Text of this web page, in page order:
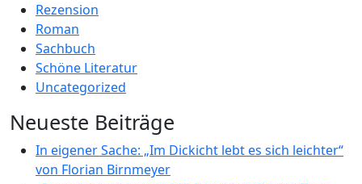
Rezension
Roman
Sachbuch
Schöne Literatur
Uncategorized
Neueste Beiträge
In eigener Sache: „Im Dickicht lebt es sich leichter“
von Florian Birnmeyer